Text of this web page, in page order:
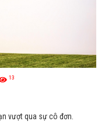
13
vượt qua sự cô đơn.